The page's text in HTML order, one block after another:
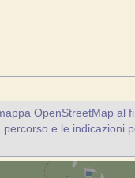
OpenStreetMap al
e le indicazioni